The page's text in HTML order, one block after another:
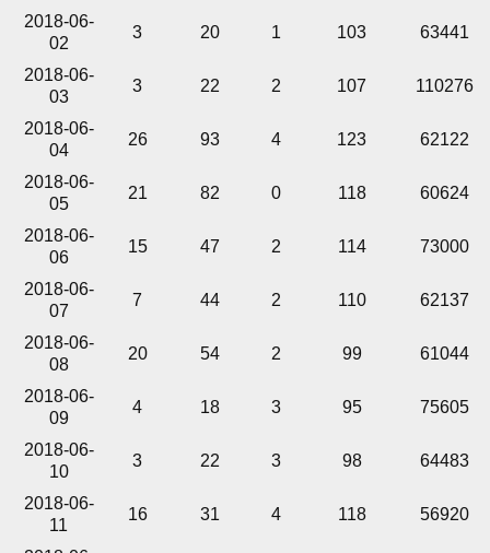
2018-06-
02
3 20 1 103 63441
2018-06-
03
3 22 2 107 110276
2018-06-
04
26 93 4 123 62122
2018-06-
05
21 82 0 118 60624
2018-06-
06
15 47 2 114 73000
2018-06-
07
7 44 2 110 62137
2018-06-
08
20 54 2 99 61044
2018-06-
09
4 18 3 95 75605
2018-06-
10
3 22 3 98 64483
2018-06-
11
16 31 4 118 56920